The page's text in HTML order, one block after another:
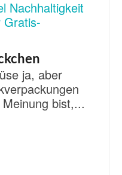
ja, aber
bist,...